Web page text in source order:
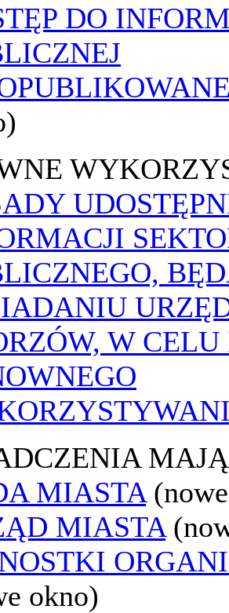
DO
W
MIASTA
MIASTA
okno)